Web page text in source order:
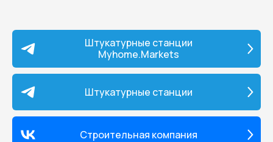
нанесение материала без
следов перехода слоев. •
эксплуатации
небольшим весом всего 33 кг,
позволяющим легко
аппарат даже одному
встроенный фильтр надежно
защищает систему подачи от
загрязнений и продлевает
службы аппарата. •
Штукатурные станции
Myhome.Markets
Штукатурные станции
Строительная компания